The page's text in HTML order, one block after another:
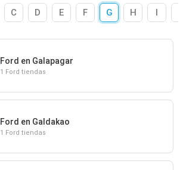
C D E F G H I
Ford en Galapagar
1 Ford tiendas
Ford en Galdakao
1 Ford tiendas